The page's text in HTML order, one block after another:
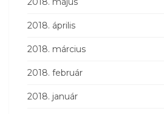
2018. április
2018. március
2018. február
2018. január